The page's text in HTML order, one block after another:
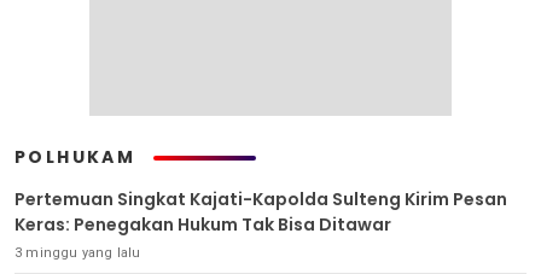
POLHUKAM
Pertemuan Singkat Kajati-Kapolda Sulteng Kirim Pesan
Keras: Penegakan Hukum Tak Bisa Ditawar
3 minggu yang lalu